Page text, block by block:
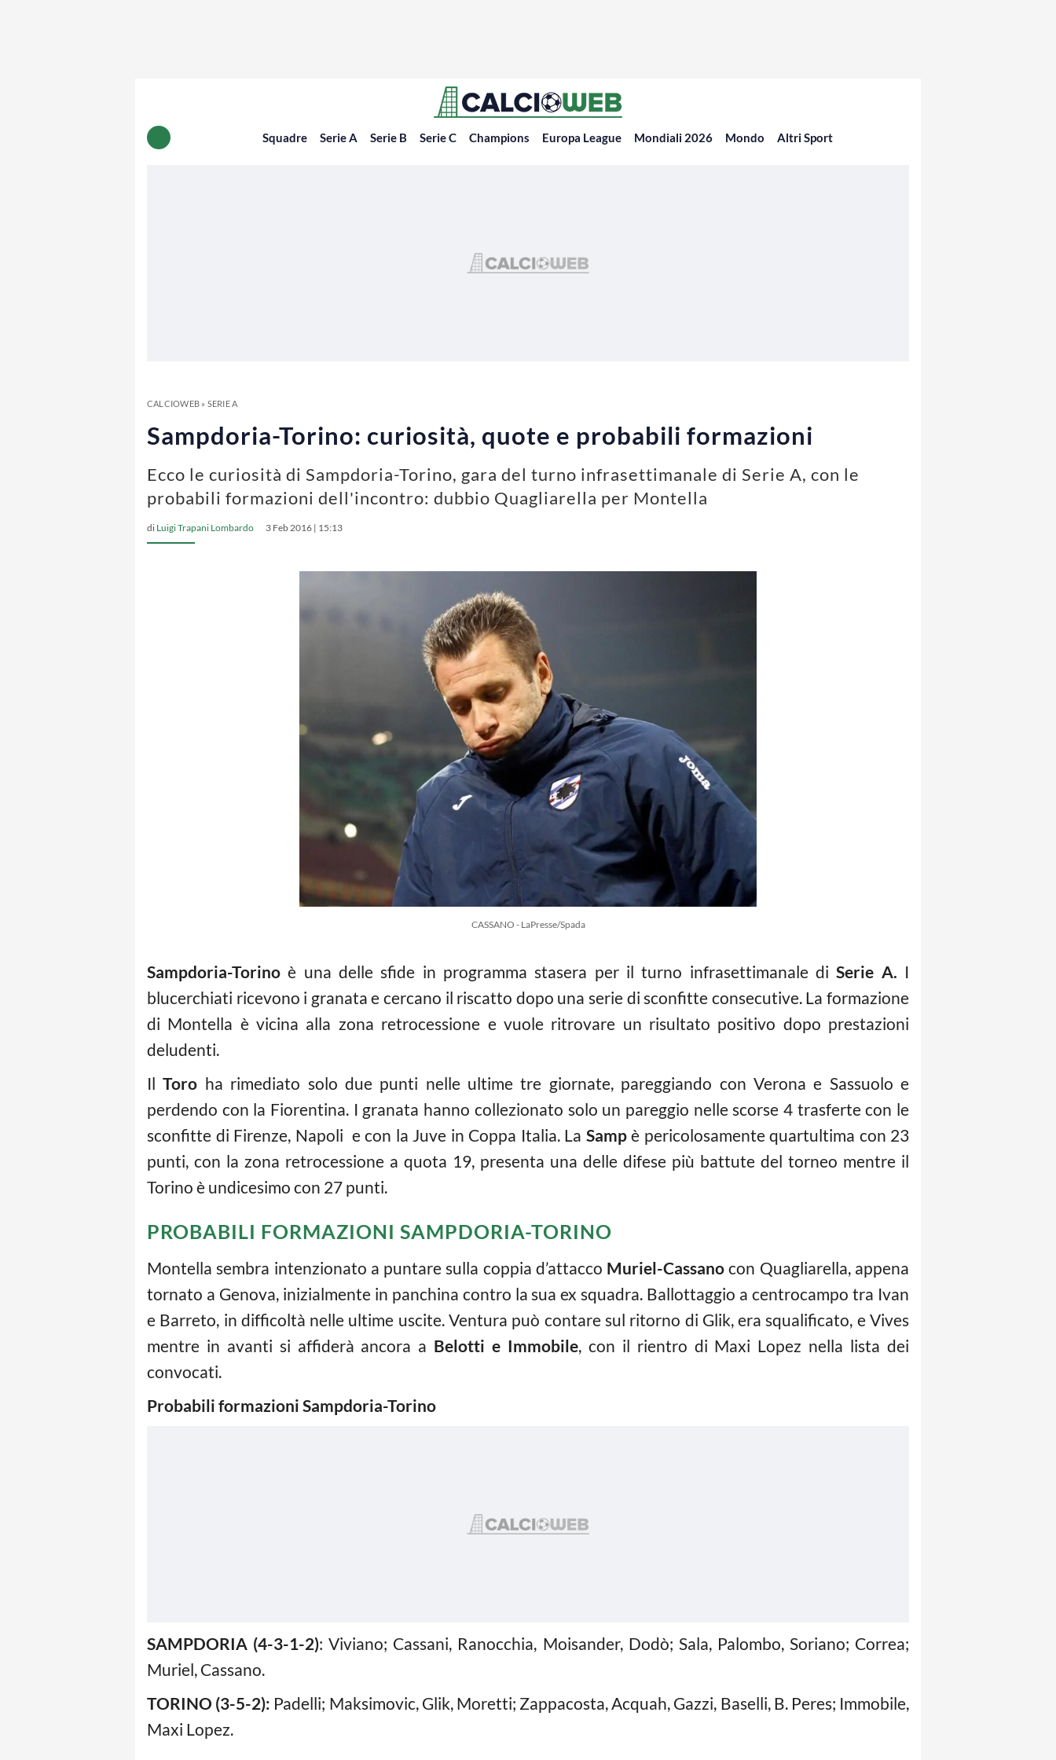
Squadre Serie A Serie B Serie C Champions Europa League Mondiali 2026 Mondo Altri Sport
CALCIOWEB» SERIE A
Sampdoria-Torino: curiosità, quote e probabili formazioni
Ecco le curiosità di Sampdoria-Torino, gara del turno infrasettimanale di Serie A, con le
probabili formazioni dell'incontro: dubbio Quagliarella per Montella
di Luigi Trapani Lombardo 3 Feb 2016 | 15:13
CASSANO - LaPresse/Spada
Sampdoria-Torino è una delle sfide in programma stasera per il turno infrasettimanale diSerie A. I
blucerchiati ricevono i granata e cercano il riscatto dopo una serie di sconfitte consecutive. La formazione
di Montella è vicina alla zona retrocessione e vuole ritrovare un risultato positivo dopo prestazioni
deludenti.
IlToro ha rimediato solo due punti nelle ultime tre giornate, pareggiando con Verona e Sassuolo e
perdendo con la Fiorentina. I granata hanno collezionato solo un pareggio nelle scorse 4 trasferte con le
sconfitte di Firenze, Napoli e con la Juve in Coppa Italia. La Sampè pericolosamente quartultima con 23
punti, con la zona retrocessione a quota 19, presenta una delle difese più battute del torneo mentre il
Torino è undicesimo con 27 punti.
PROBABILI FORMAZIONI SAMPDORIA-TORINO
Montella sembra intenzionato a puntare sulla coppia d’attacco Muriel-Cassano con Quagliarella, appena
tornato a Genova, inizialmente in panchina contro la sua ex squadra. Ballottaggio a centrocampo tra Ivan
e Barreto, in difficoltà nelle ultime uscite. Ventura può contare sul ritorno di Glik, era squalificato, e Vives
mentre in avanti si affiderà ancora a Belotti e Immobile, con il rientro di Maxi Lopez nella lista dei
convocati.
Probabili formazioni Sampdoria-Torino
SAMPDORIA (4-3-1-2): Viviano; Cassani, Ranocchia, Moisander, Dodò; Sala, Palombo, Soriano; Correa;
Muriel, Cassano.
TORINO (3-5-2): Padelli; Maksimovic, Glik, Moretti; Zappacosta, Acquah, Gazzi, Baselli, B. Peres; Immobile,
Maxi Lopez.